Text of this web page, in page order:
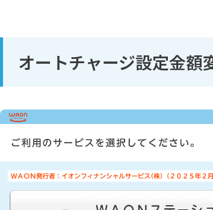
オートチャージ設定金額